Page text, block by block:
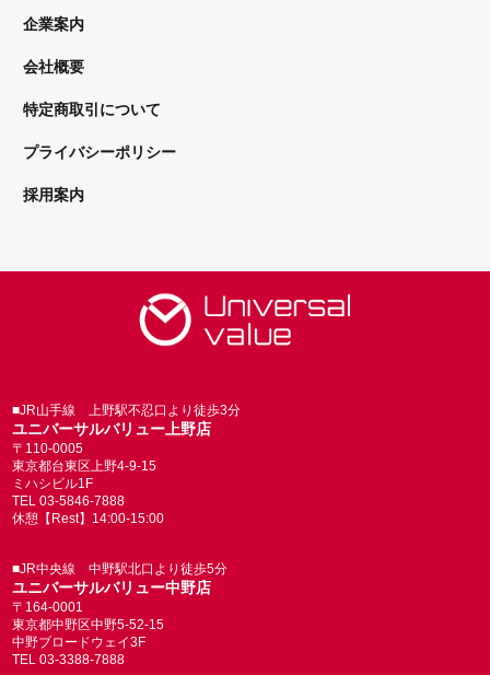
企業案内
会社概要
特定商取引について
プライバシーポリシー
採用案内
■JR山手線 上野駅不忍口より徒歩3分
ユニバーサルバリュー上野店
〒110-0005
東京都台東区上野4-9-15
ミハシビル1F
TEL 03-5846-7888
休憩【Rest】14:00-15:00
■JR中央線 中野駅北口より徒歩5分
ユニバーサルバリュー中野店
〒164-0001
東京都中野区中野5-52-15
中野ブロードウェイ3F
TEL 03-3388-7888